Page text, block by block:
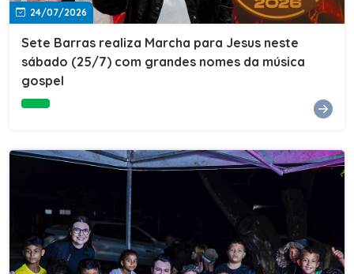
24/07/2026
Sete Barras realiza Marcha para Jesus neste
sábado (25/7) com grandes nomes da música
gospel